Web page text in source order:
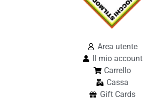
Area utente
Il mio account
Carrello
Cassa
Gift Cards